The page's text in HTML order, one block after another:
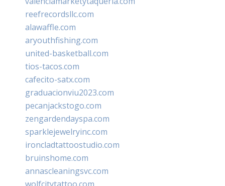
reefrecordsllc.com
alawaffle.com
aryouthfishing.com
united-basketball.com
tios-tacos.com
cafecito-satx.com
graduacionviu2023.com
pecanjackstogo.com
zengardendayspa.com
sparklejewelryinc.com
ironcladtattoostudio.com
bruinshome.com
annascleaningsvc.com